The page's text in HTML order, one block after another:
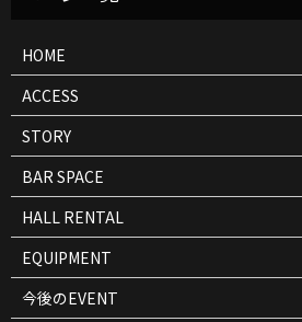
HOME
ACCESS
STORY
BAR SPACE
HALL RENTAL
EQUIPMENT
今後のEVENT